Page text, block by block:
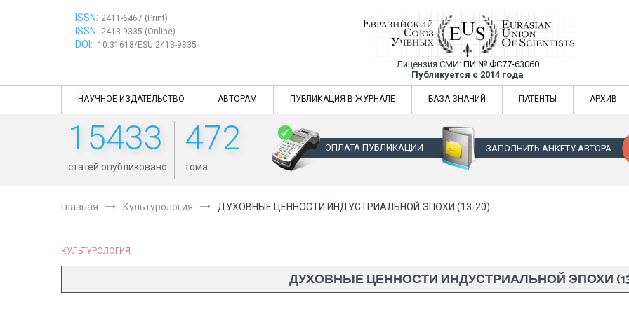
ISSN: 2411-6467 (Print)
ISSN: 2413-9335 (Online)
DOI: 10.31618/ESU.2413-9335
Евразийский Союз Ученых —
Лицензия СМИ: ПИ № ФС77-63060
Публикуется с 2014 года
Евразийский Союз Ученых — публикация научных статей в
НАУЧНОЕ ИЗДАТЕЛЬСТВО АВТОРАМ ПУБЛИКАЦИЯ В ЖУРНАЛЕ БАЗА ЗНАНИЙ ПАТЕНТЫ АРХИВ
15433
статей опубликовано
472
тома
ОПЛАТА ПУБЛИКАЦИИ ЗАПОЛНИТЬ АНКЕТУ АВТОРА
Главная Культурология ДУХОВНЫЕ ЦЕННОСТИ ИНДУСТРИАЛЬНОЙ ЭПОХИ (13-20)
КУЛЬТУРОЛОГИЯ
ДУХОВНЫЕ ЦЕННОСТИ ИНДУСТРИАЛЬНОЙ ЭПОХИ